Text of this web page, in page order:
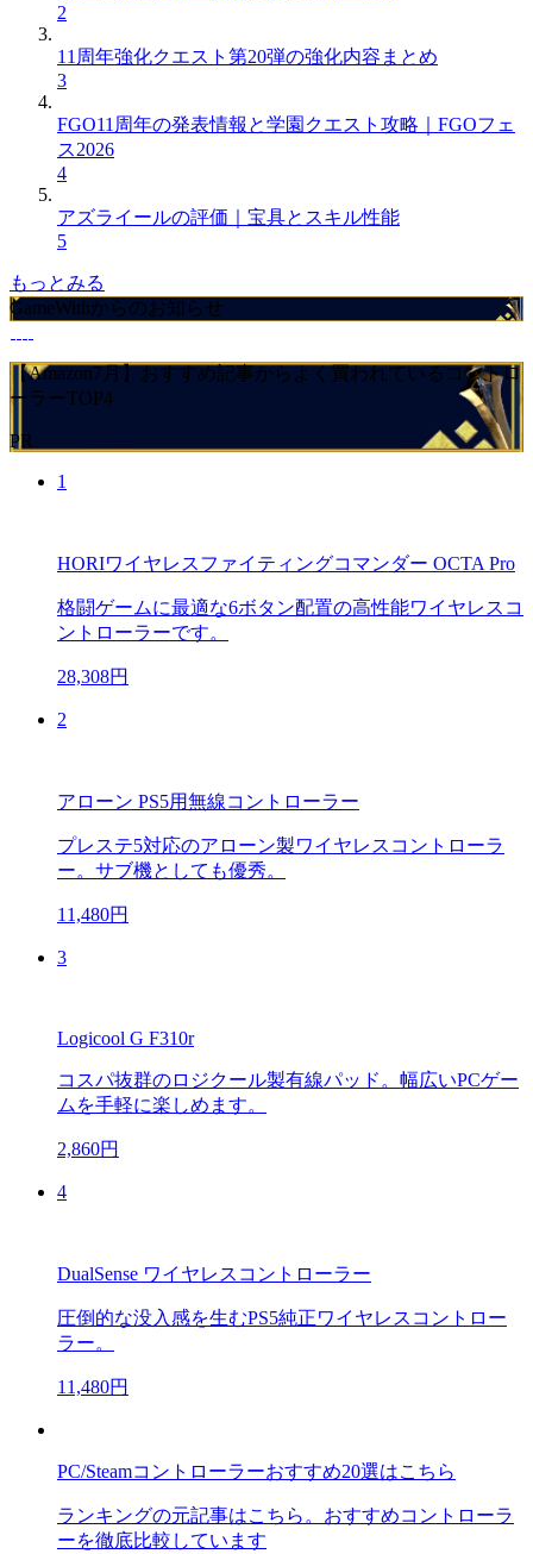
2
11周年強化クエスト第20弾の強化内容まとめ
3
FGO11周年の発表情報と学園クエスト攻略｜FGOフェ
ス2026
4
アズライールの評価｜宝具とスキル性能
5
もっとみる
GameWithからのお知らせ
【Amazon7月】おすすめ記事からよく買われているコントロ
ーラーTOP4
PR
1
HORIワイヤレスファイティングコマンダー OCTA Pro
格闘ゲームに最適な6ボタン配置の高性能ワイヤレスコ
ントローラーです。
28,308円
2
アローン PS5用無線コントローラー
プレステ5対応のアローン製ワイヤレスコントローラ
ー。サブ機としても優秀。
11,480円
3
Logicool G F310r
コスパ抜群のロジクール製有線パッド。幅広いPCゲー
ムを手軽に楽しめます。
2,860円
4
DualSense ワイヤレスコントローラー
圧倒的な没入感を生むPS5純正ワイヤレスコントロー
ラー。
11,480円
PC/Steamコントローラーおすすめ20選はこちら
ランキングの元記事はこちら。おすすめコントローラ
ーを徹底比較しています